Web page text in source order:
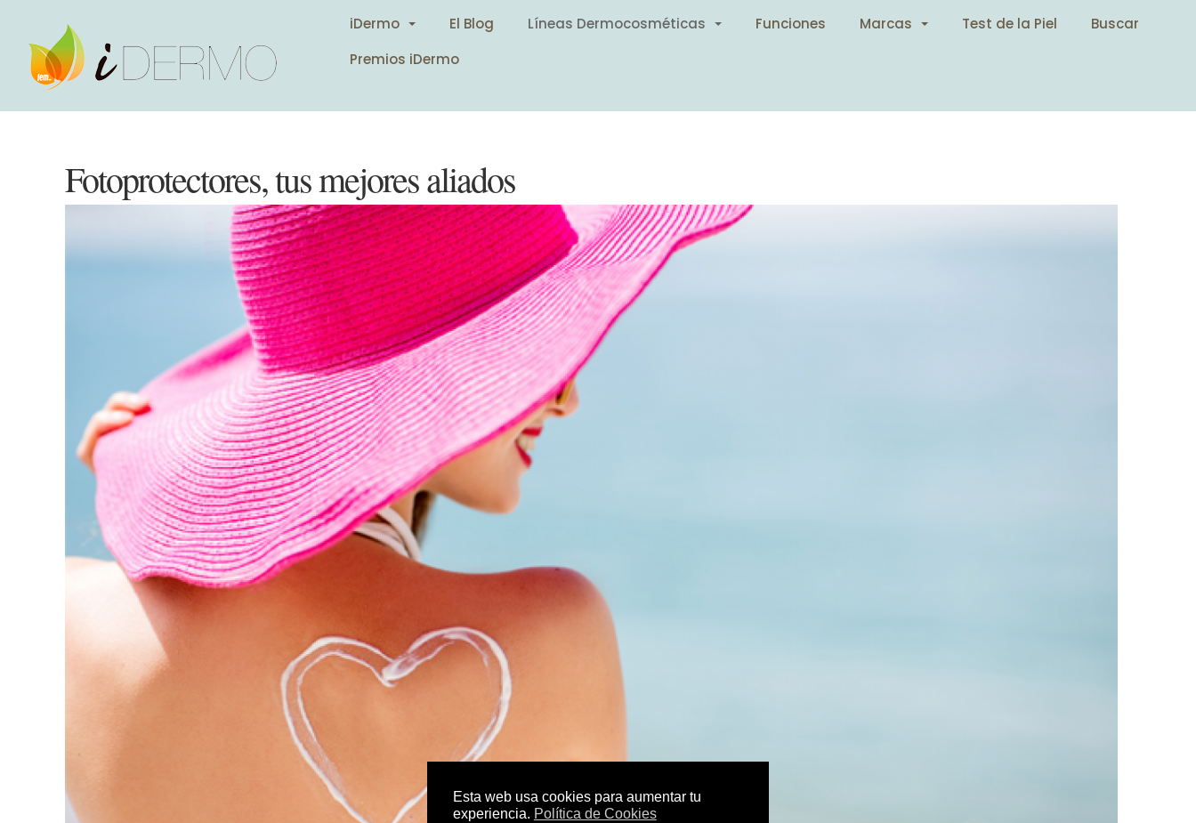
iDermo El Blog Líneas Dermocosméticas Funciones Marcas Test de la Piel
Buscar
Premios iDermo
Fotoprotectores, tus mejores aliados